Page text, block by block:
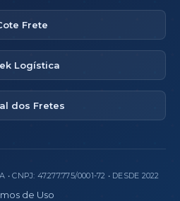
Frete
Logística
dos Fretes
CNPJ: 47.277.775/0001-72 • DESDE 2022
de Uso